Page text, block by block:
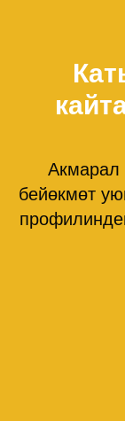
Акмарал
бейөкмөт